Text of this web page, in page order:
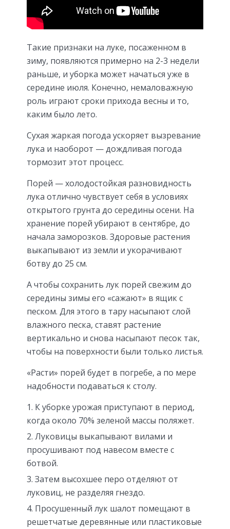
Такие признаки на луке, посаженном в
зиму, появляются примерно на 2-3 недели
раньше, и уборка может начаться уже в
середине июля. Конечно, немаловажную
роль играют сроки прихода весны и то,
каким было лето.
Сухая жаркая погода ускоряет вызревание
лука и наоборот — дождливая погода
тормозит этот процесс.
Порей — холодостойкая разновидность
лука отлично чувствует себя в условиях
открытого грунта до середины осени. На
хранение порей убирают в сентябре, до
начала заморозков. Здоровые растения
выкапывают из земли и укорачивают
ботву до 25 см.
А чтобы сохранить лук порей свежим до
середины зимы его «сажают» в ящик с
песком. Для этого в тару насыпают слой
влажного песка, ставят растение
вертикально и снова насыпают песок так,
чтобы на поверхности были только листья.
«Расти» порей будет в погребе, а по мере
надобности подаваться к столу.
К уборке урожая приступают в период,
когда около 70% зеленой массы поляжет.
Луковицы выкапывают вилами и
просушивают под навесом вместе с
ботвой.
Затем высохшее перо отделяют от
луковиц, не разделяя гнездо.
Просушенный лук шалот помещают в
решетчатые деревянные или пластиковые